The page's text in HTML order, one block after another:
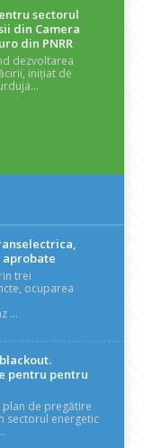
sectorul
din Camera
din PNRR
dezvoltarea
inițiat de
aprobate
trei
ocuparea
...
pentru pentru
de pregătire
sectorul energetic